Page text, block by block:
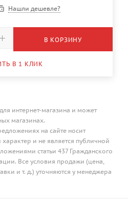
Нашли дешевле?
В КОРЗИНУ
В 1 КЛИК
интернет-магазина и может
магазинах.
на сайте носит
и не является публичной
статьи 437 Гражданского
Все условия продажи (цена,
и т. д.) уточняются у менеджера